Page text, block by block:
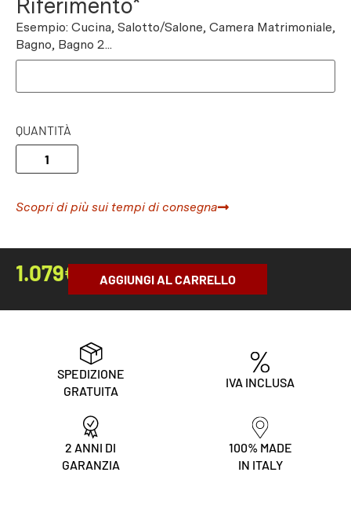
Riferimento*
Esempio: Cucina, Salotto/Salone, Camera Matrimoniale,
Bagno, Bagno 2...
QUANTITÀ
Scopri di più sui tempi di consegna
1.079€ AGGIUNGI AL CARRELLO
SPEDIZIONE
GRATUITA
IVA INCLUSA
2 ANNI DI
GARANZIA
100% MADE
IN ITALY